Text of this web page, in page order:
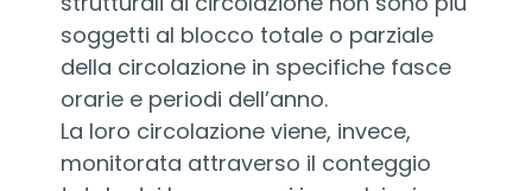
soggetti al blocco totale o parziale
della circolazione in specifiche fasce
orarie e periodi dell’anno.
La loro circolazione viene, invece,
monitorata attraverso il conteggio